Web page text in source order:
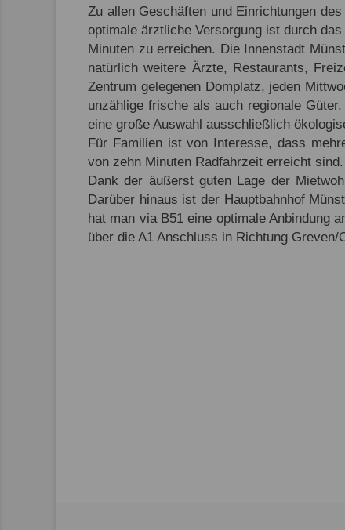
Zu allen Geschäften und Einrichtungen
optimale ärztliche Versorgung ist durch
Minuten zu erreichen. Die Innenstadt
natürlich weitere Ärzte, Restaurants,
Zentrum gelegenen Domplatz, jeden
unzählige frische als auch regionale
eine große Auswahl ausschließlich
Für Familien ist von Interesse, dass
von zehn Minuten Radfahrzeit erreicht sind.
Dank der äußerst guten Lage der
Darüber hinaus ist der Hauptbahnhof
hat man via B51 eine optimale Anbindung
über die A1 Anschluss in Richtung